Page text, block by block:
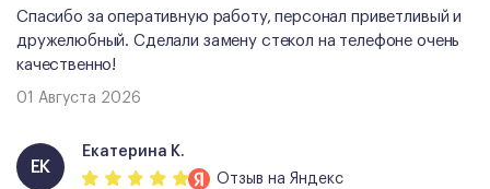
Спасибо за оперативную работу, персонал приветливый и
дружелюбный. Сделали замену стекол на телефоне очень
качественно!
01 Августа 2026
ЕК
Екатерина К.
Отзыв на Яндекс